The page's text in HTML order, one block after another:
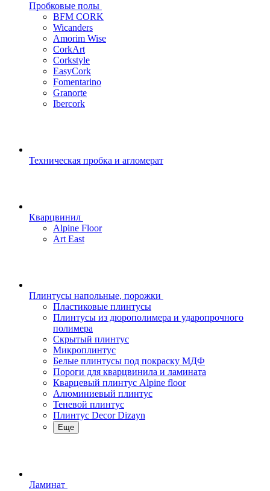
Пробковые полы
BFM CORK
Wicanders
Amorim Wise
CorkArt
Corkstyle
EasyCork
Fomentarino
Granorte
Ibercork
Техническая пробка и агломерат
Кварцвинил
Alpine Floor
Art East
Плинтусы напольные, порожки
Пластиковые плинтусы
Плинтусы из дюрополимера и ударопрочного
полимера
Скрытый плинтус
Микроплинтус
Белые плинтусы под покраску МДФ
Пороги для кварцвинила и ламината
Кварцевый плинтус Alpine floor
Алюминиевый плинтус
Теневой плинтус
Плинтус Decor Dizayn
Еще
Ламинат